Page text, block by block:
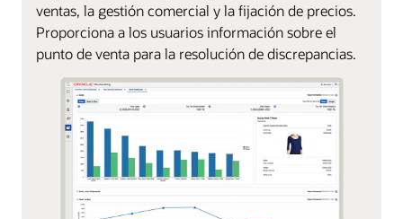
ventas, la gestión comercial y la fijación de precios.
Proporciona a los usuarios información sobre el
punto de venta para la resolución de discrepancias.